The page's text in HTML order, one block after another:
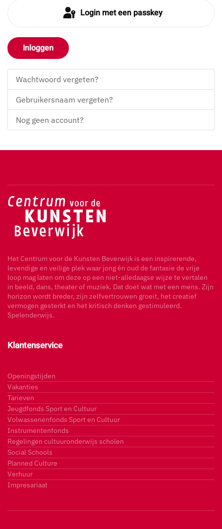
Login met een passkey
Inloggen
Wachtwoord vergeten?
Gebruikersnaam vergeten?
Nog geen account?
Het Centrum voor de Kunsten Beverwijk is een inspirerende,
levendige en veilige plek waar jong én oud de fantasie de vrije
loop mag laten om deze op een niet-alledaagse wijze te vertalen
in beeld, dans, theater of muziek. Dat doet wat met een mens. Zijn
horizon wordt breder, zijn zelfvertrouwen groeit, het creatief
vermogen gesterkt en het kritisch denken gestimuleerd.
Spelenderwijs.
Klantenservice
Openingstijden
Vakanties
Tarieven
Jeugdfonds Sport en Cultuur
Volwassenenfonds Sport en Cultuur
Instrumentenfonds
Regelingen cultuuronderwijs scholen
Social Schools
Planned Culture
Verhuur
Impresariaat